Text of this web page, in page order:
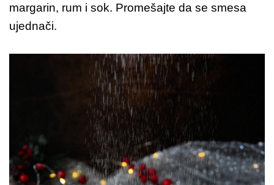
margarin, rum i sok. Promešajte da se smesa
ujednači.